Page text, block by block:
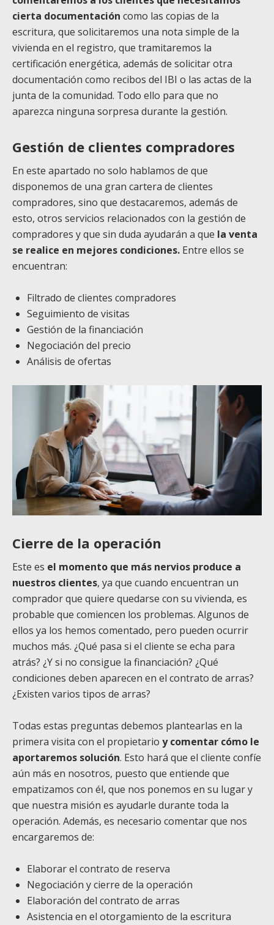
cierta documentación como las copias de la
escritura, que solicitaremos una nota simple de la
vivienda en el registro, que tramitaremos la
certificación energética, además de solicitar otra
documentación como recibos del IBI o las actas de la
junta de la comunidad. Todo ello para que no
aparezca ninguna sorpresa durante la gestión.
Gestión de clientes compradores
En este apartado no solo hablamos de que
disponemos de una gran cartera de clientes
compradores, sino que destacaremos, además de
esto, otros servicios relacionados con la gestión de
compradores y que sin duda ayudarán a que la venta
se realice en mejores condiciones. Entre ellos se
encuentran:
Filtrado de clientes compradores
Seguimiento de visitas
Gestión de la financiación
Negociación del precio
Análisis de ofertas
Cierre de la operación
Este es el momento que más nervios produce a
nuestros clientes, ya que cuando encuentran un
comprador que quiere quedarse con su vivienda, es
probable que comiencen los problemas. Algunos de
ellos ya los hemos comentado, pero pueden ocurrir
muchos más. ¿Qué pasa si el cliente se echa para
atrás? ¿Y si no consigue la financiación? ¿Qué
condiciones deben aparecen en el contrato de arras?
¿Existen varios tipos de arras?
Todas estas preguntas debemos plantearlas en la
primera visita con el propietario y comentar cómo le
aportaremos solución. Esto hará que el cliente confíe
aún más en nosotros, puesto que entiende que
empatizamos con él, que nos ponemos en su lugar y
que nuestra misión es ayudarle durante toda la
operación. Además, es necesario comentar que nos
encargaremos de:
Elaborar el contrato de reserva
Negociación y cierre de la operación
Elaboración del contrato de arras
Asistencia en el otorgamiento de la escritura